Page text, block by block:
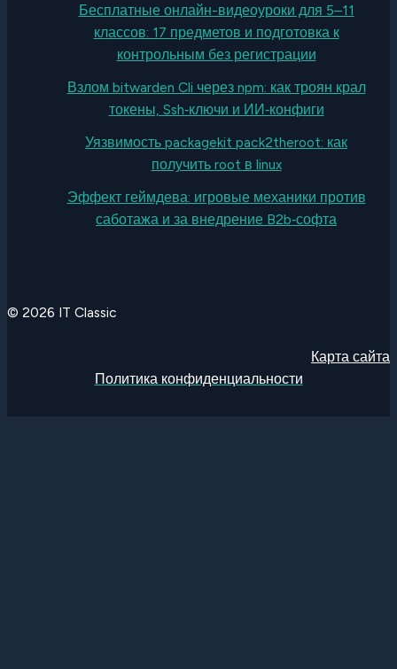
Бесплатные онлайн-видеоуроки для 5–11
классов: 17 предметов и подготовка к
контрольным без регистрации
Взлом bitwarden Cli через npm: как троян крал
токены, Ssh‑ключи и ИИ‑конфиги
Уязвимость packagekit pack2theroot: как
получить root в linux
Эффект геймдева: игровые механики против
саботажа и за внедрение B2b‑софта
© 2026 IT Classic
Карта сайта
Политика конфиденциальности